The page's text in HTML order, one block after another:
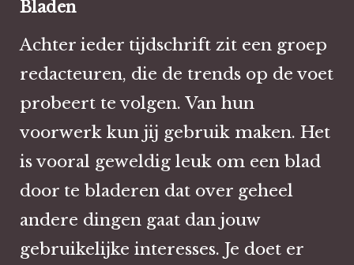
Bladen
Achter ieder tijdschrift zit een groep
redacteuren, die de trends op de voet
probeert te volgen. Van hun
voorwerk kun jij gebruik maken. Het
is vooral geweldig leuk om een blad
door te bladeren dat over geheel
andere dingen gaat dan jouw
gebruikelijke interesses. Je doet er